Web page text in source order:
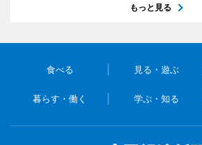
もっと見る
食べる 見る・遊ぶ
暮らす・働く 学ぶ・知る